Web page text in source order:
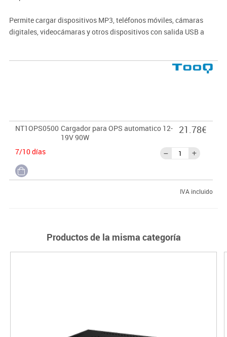
Permite cargar dispositivos MP3, teléfonos móviles, cámaras
digitales, videocámaras y otros dispositivos con salida USB a
NT1OPS0500 Cargador para OPS automatico 12-
19V 90W
7/10 días
21.78€
IVA incluido
Productos de la misma categoría